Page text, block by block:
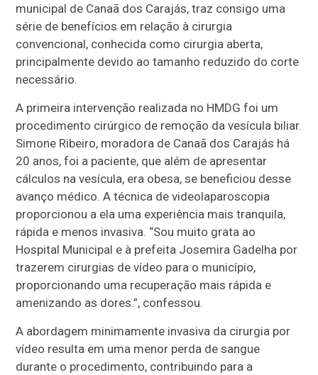
municipal de Canaã dos Carajás, traz consigo uma
série de benefícios em relação à cirurgia
convencional, conhecida como cirurgia aberta,
principalmente devido ao tamanho reduzido do corte
necessário.
A primeira intervenção realizada no HMDG foi um
procedimento cirúrgico de remoção da vesícula biliar.
Simone Ribeiro, moradora de Canaã dos Carajás há
20 anos, foi a paciente, que além de apresentar
cálculos na vesícula, era obesa, se beneficiou desse
avanço médico. A técnica de videolaparoscopia
proporcionou a ela uma experiência mais tranquila,
rápida e menos invasiva. “Sou muito grata ao
Hospital Municipal e à prefeita Josemira Gadelha por
trazerem cirurgias de vídeo para o município,
proporcionando uma recuperação mais rápida e
amenizando as dores.”, confessou.
A abordagem minimamente invasiva da cirurgia por
vídeo resulta em uma menor perda de sangue
durante o procedimento, contribuindo para a